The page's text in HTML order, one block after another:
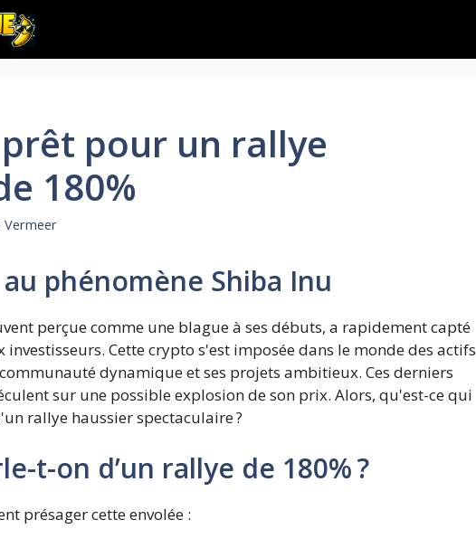
pour un rallye
180%
Vermeer
phénomène Shiba Inu
perçue comme une blague à ses débuts, a rapidement capté
Cette crypto s'est imposée dans le monde des actifs
dynamique et ses projets ambitieux. Ces derniers
sur une possible explosion de son prix. Alors, qu'est-ce qui
rallye haussier spectaculaire ?
t-on d’un rallye de 180% ?
présager cette envolée :